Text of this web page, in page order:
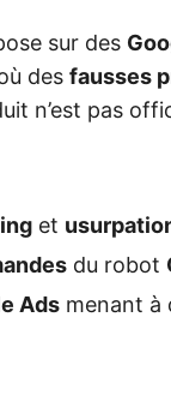
sur des
des fausses
n’est pas
et
du robot
Ads menant à